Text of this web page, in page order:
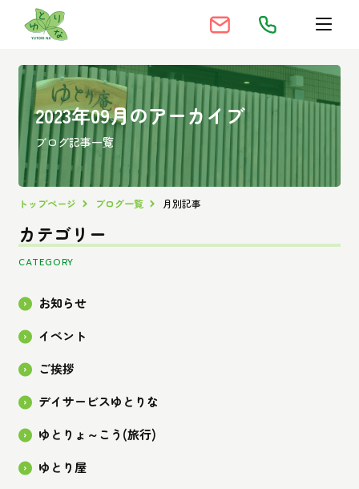
2023年09月のアーカイブ
ブログ記事一覧
トップページ ブログ一覧 月別記事
カテゴリー
CATEGORY
お知らせ
イベント
ご挨拶
デイサービスゆとりな
ゆとりょ～こう(旅行)
ゆとり屋